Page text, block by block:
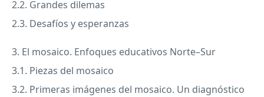
2.2. Grandes dilemas
2.3. Desafíos y esperanzas
3. El mosaico. Enfoques educativos Norte–Sur
3.1. Piezas del mosaico
3.2. Primeras imágenes del mosaico. Un diagnóstico